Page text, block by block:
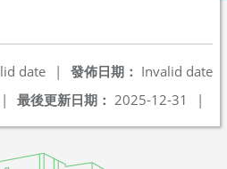
發佈日期： Invalid date
date
|
最後更新日期： 2025-12-31 |
|